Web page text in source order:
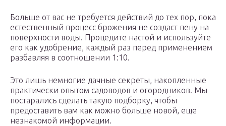
Больше от вас не требуется действий до тех пор, пока
естественный процесс брожения не создаст пену на
поверхности воды. Процедите настой и используйте
его как удобрение, каждый раз перед применением
разбавляя в соотношении 1:10.
Это лишь немногие дачные секреты, накопленные
практически опытом садоводов и огородников. Мы
постарались сделать такую подборку, чтобы
предоставить вам как можно больше новой, еще
незнакомой информации.